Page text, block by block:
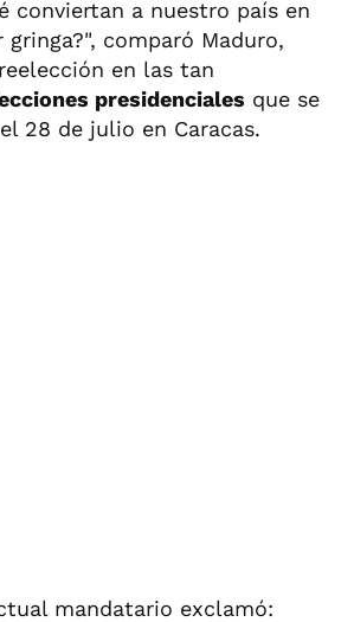
conviertan a nuestro país en
comparó Maduro,
en las tan
presidenciales que se
28 de julio en Caracas.
mandatario exclamó: